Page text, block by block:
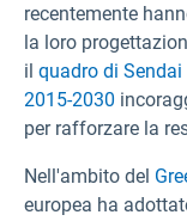
recentemente
la loro
il quadro di
2015-2030
per rafforzare la
Nell'ambito del
europea ha